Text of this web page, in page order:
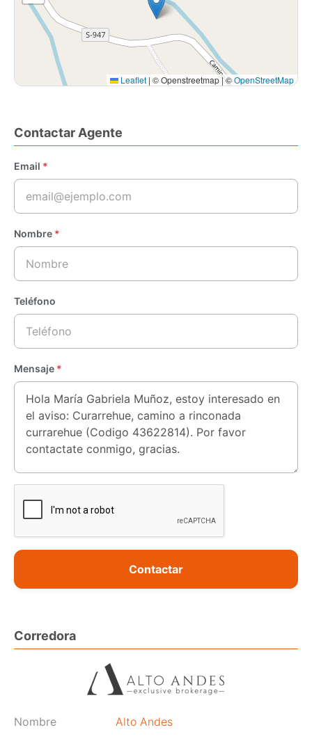
Leaflet | © Openstreetmap | ©OpenStreetMap
Contactar Agente
Email *
Nombre *
Teléfono
Mensaje *
Contactar
Corredora
Nombre
Alto Andes